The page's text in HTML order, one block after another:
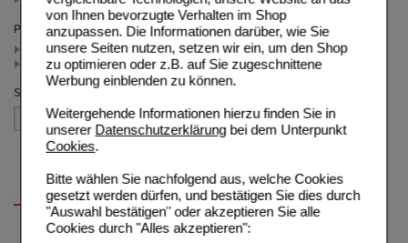
von Ihnen bevorzugte Verhalten im Shop
anzupassen. Die Informationen darüber, wie Sie
unsere Seiten nutzen, setzen wir ein, um den Shop
zu optimieren oder z.B. auf Sie zugeschnittene
Werbung einblenden zu können.
Weitergehende Informationen hierzu finden Sie in
unserer Datenschutzerklärungbei dem Unterpunkt
Cookies.
Bitte wählen Sie nachfolgend aus, welche Cookies
gesetzt werden dürfen, und bestätigen Sie dies durch
"Auswahl bestätigen" oder akzeptieren Sie alle
Cookies durch "Alles akzeptieren":
Preis
< 6.00 (2)
>= 6.00 (1)
Sortieren nach